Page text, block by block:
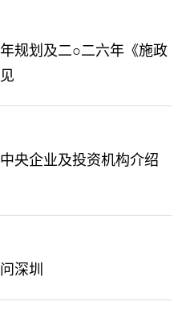
规划及二○二六年《施政
央企业及投资机构介绍
深圳